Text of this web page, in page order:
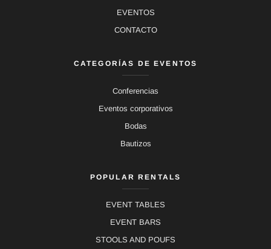
EVENTOS
CONTACTO
CATEGORÍAS DE EVENTOS
Conferencias
Eventos corporativos
Bodas
Bautizos
POPULAR RENTALS
EVENT TABLES
EVENT BARS
STOOLS AND POUFS